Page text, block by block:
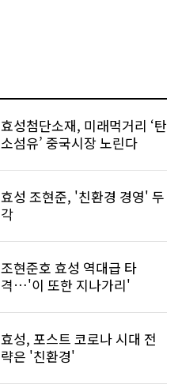
효성첨단소재, 미래먹거리 ‘탄
소섬유’ 중국시장 노린다
효성 조현준, '친환경 경영' 두
각
조현준호 효성 역대급 타
격…'이 또한 지나가리'
효성, 포스트 코로나 시대 전
략은 '친환경'